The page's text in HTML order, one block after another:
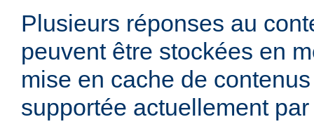
Plusieurs réponses au
peuvent être stockées en
mise en cache de
supportée actuellement